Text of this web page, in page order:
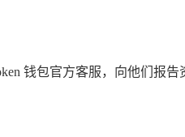
钱包官方客服，向他们报